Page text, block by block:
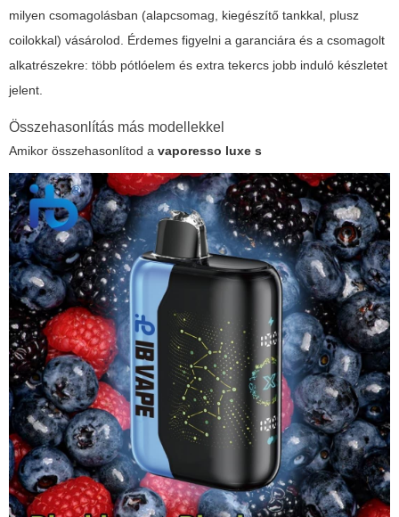
milyen csomagolásban (alapcsomag, kiegészítő tankkal, plusz
coilokkal) vásárolod. Érdemes figyelni a garanciára és a csomagolt
alkatrészekre: több pótlóelem és extra tekercs jobb induló készletet
jelent.
Összehasonlítás más modellekkel
Amikor összehasonlítod a vaporesso luxe s